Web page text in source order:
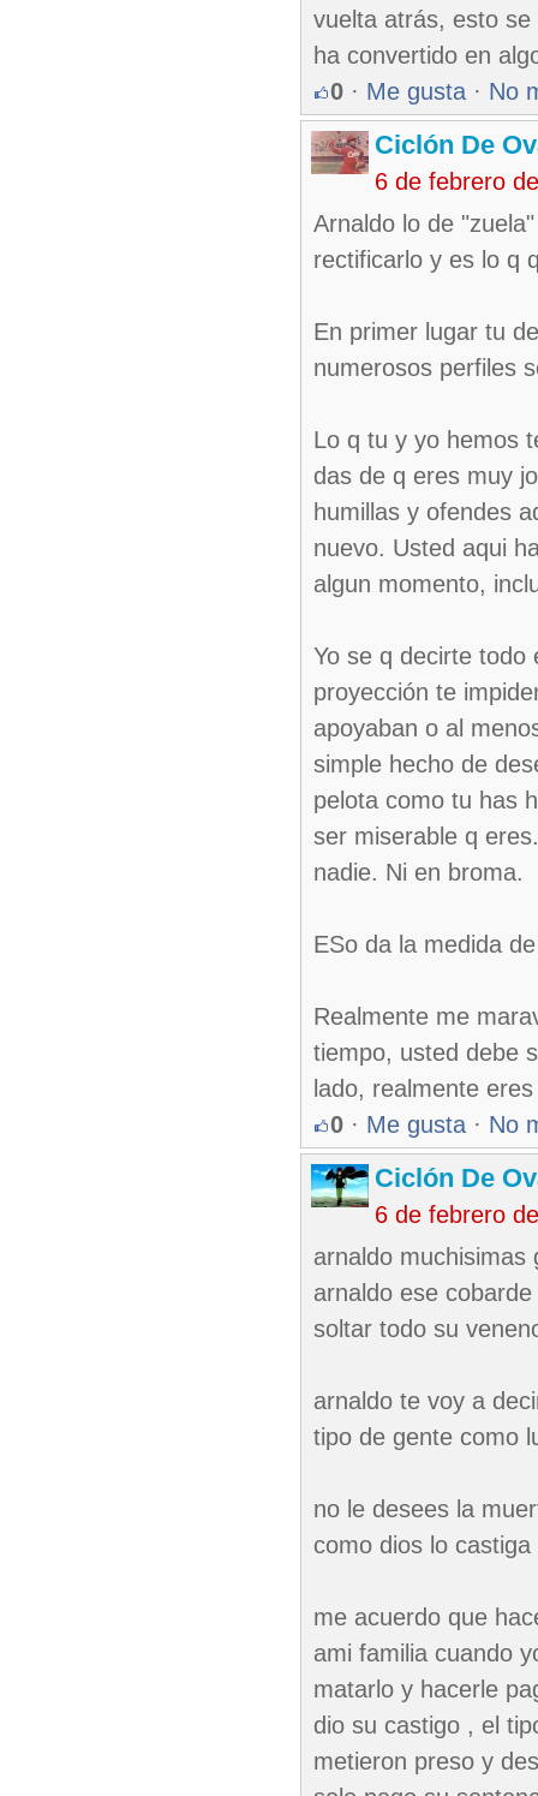
vuelta atrás, esto
ha convertido en
0 · Me gusta · No
Ciclón De
6 de febrero
Arnaldo lo de
rectificarlo y es lo q
En primer lugar tu
numerosos perfiles
Lo q tu y yo hemos
das de q eres muy
humillas y ofendes
nuevo. Usted aqui
algun momento,
Yo se q decirte todo
proyección te
apoyaban o al
simple hecho de
pelota como tu has
ser miserable q
nadie. Ni en broma.
ESo da la medida
Realmente me
tiempo, usted debe
lado, realmente
0 · Me gusta · No
Ciclón De
6 de febrero
arnaldo
arnaldo ese
soltar todo su
arnaldo te voy a
tipo de gente como
no le desees la
como dios lo castiga
me acuerdo que
ami familia cuando
matarlo y hacerle
dio su castigo , el
metieron preso y